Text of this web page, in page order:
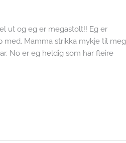
ut og eg er megastolt!! Eg er
med. Mamma strikka mykje til meg
No er eg heldig som har fleire